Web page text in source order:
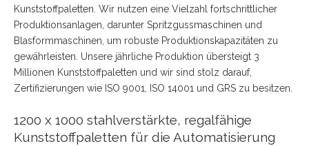
Kunststoffpaletten. Wir nutzen eine Vielzahl fortschrittlicher
Produktionsanlagen, darunter Spritzgussmaschinen und
Blasformmaschinen, um robuste Produktionskapazitäten zu
gewährleisten. Unsere jährliche Produktion übersteigt 3
Millionen Kunststoffpaletten und wir sind stolz darauf,
Zertifizierungen wie ISO 9001, ISO 14001 und GRS zu besitzen.
1200 x 1000 stahlverstärkte, regalfähige
Kunststoffpaletten für die Automatisierung